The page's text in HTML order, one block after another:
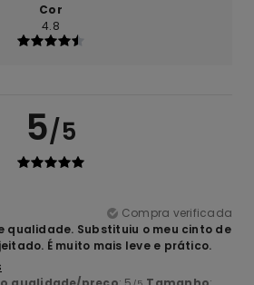
Cor
4.8
5/5
Compra verificada
qualidade. Substituiu o meu cinto de
É muito mais leve e prático.